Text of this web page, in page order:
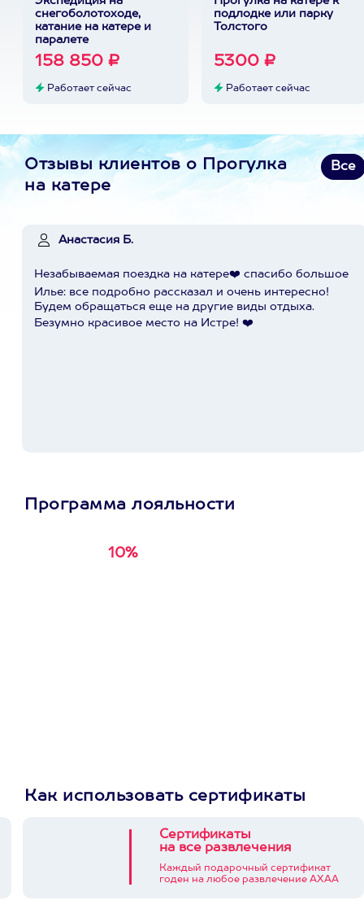
снегоболотоходе,
катание на катере и
паралете
158 850 ₽
Работает сейчас
подлодке или парку
Толстого
5300 ₽
Работает сейчас
Отзывы клиентов о Прогулка
на катере
Все
Анастасия Б.
Незабываемая поездка на катере❤️ спасибо большое
Илье: все подробно рассказал и очень интересно!
Будем обращаться еще на другие виды отдыха.
Безумно красивое место на Истре! ❤️
Программа лояльности
10%
Как использовать сертификаты
Сертификаты
на все развлечения
Каждый подарочный сертификат
годен на любое развлечение АХАА